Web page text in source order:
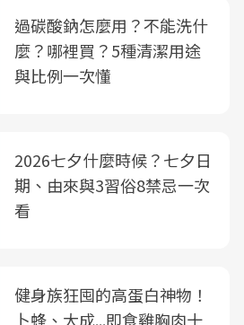
過碳酸鈉怎麼用？不能洗什
麼？哪裡買？5種清潔用途
與比例一次懂
2026七夕什麼時候？七夕日
期、由來與3習俗8禁忌一次
看
健身族狂囤的高蛋白神物！
卜蜂、大成...即食雞胸肉十